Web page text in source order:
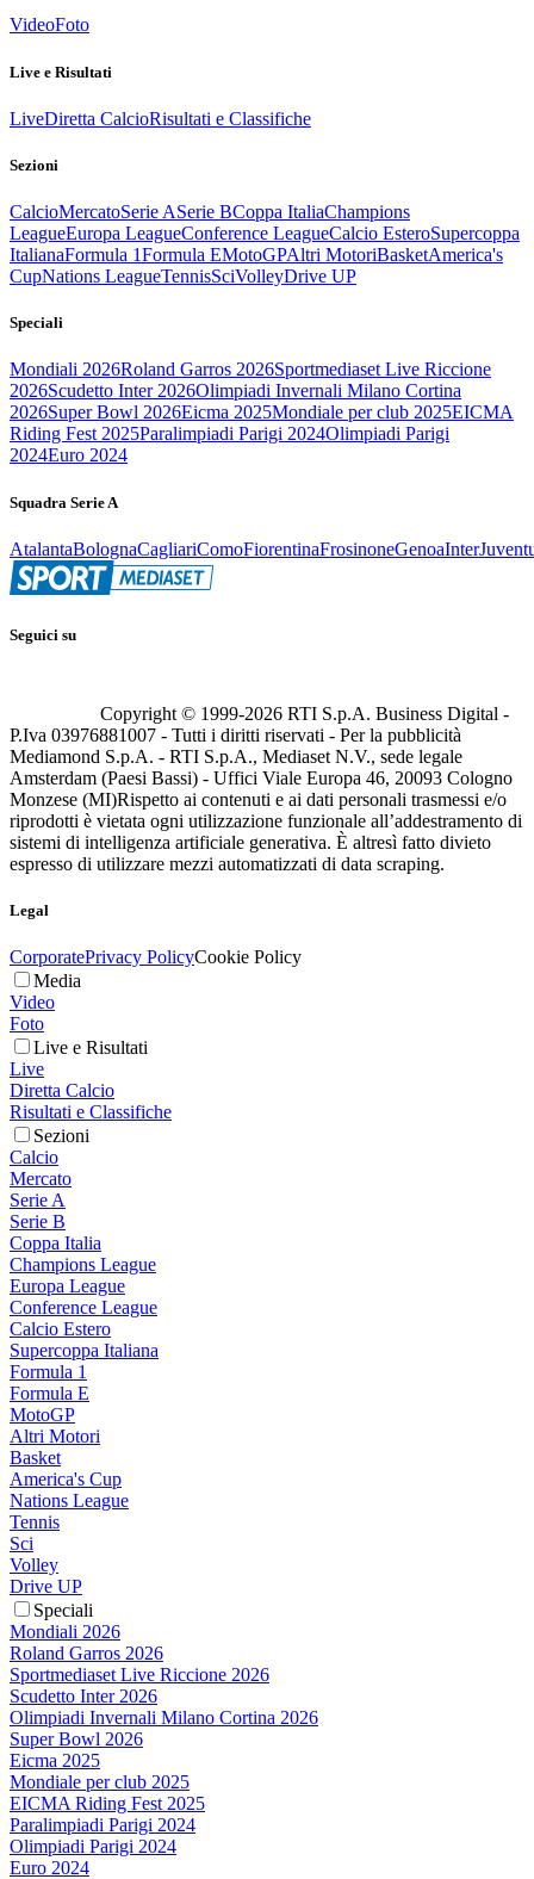
VideoFoto
Live e Risultati
LiveDiretta CalcioRisultati e Classifiche
Sezioni
CalcioMercatoSerie ASerie BCoppa ItaliaChampions
LeagueEuropa LeagueConference LeagueCalcio EsteroSupercoppa
ItalianaFormula 1Formula EMotoGPAltri MotoriBasketAmerica's
CupNations LeagueTennisSciVolleyDrive UP
Speciali
Mondiali 2026Roland Garros 2026Sportmediaset Live Riccione
2026Scudetto Inter 2026Olimpiadi Invernali Milano Cortina
2026Super Bowl 2026Eicma 2025Mondiale per club 2025EICMA
Riding Fest 2025Paralimpiadi Parigi 2024Olimpiadi Parigi
2024Euro 2024
Squadra Serie A
AtalantaBolognaCagliariComoFiorentinaFrosinoneGenoaInter
Seguici su
Copyright © 1999-2026 RTI S.p.A. Business Digital -
P.Iva 03976881007 - Tutti i diritti riservati - Per la pubblicità
Mediamond S.p.A. - RTI S.p.A., Mediaset N.V., sede legale
Amsterdam (Paesi Bassi) - Uffici Viale Europa 46, 20093 Cologno
Monzese (MI)Rispetto ai contenuti e ai dati personali trasmessi e/o
riprodotti è vietata ogni utilizzazione funzionale all’addestramento di
sistemi di intelligenza artificiale generativa. È altresì fatto divieto
espresso di utilizzare mezzi automatizzati di data scraping.
Legal
CorporatePrivacy PolicyCookie Policy
Media
Video
Foto
Live e Risultati
Live
Diretta Calcio
Risultati e Classifiche
Sezioni
Calcio
Mercato
Serie A
Serie B
Coppa Italia
Champions League
Europa League
Conference League
Calcio Estero
Supercoppa Italiana
Formula 1
Formula E
MotoGP
Altri Motori
Basket
America's Cup
Nations League
Tennis
Sci
Volley
Drive UP
Speciali
Mondiali 2026
Roland Garros 2026
Sportmediaset Live Riccione 2026
Scudetto Inter 2026
Olimpiadi Invernali Milano Cortina 2026
Super Bowl 2026
Eicma 2025
Mondiale per club 2025
EICMA Riding Fest 2025
Paralimpiadi Parigi 2024
Olimpiadi Parigi 2024
Euro 2024